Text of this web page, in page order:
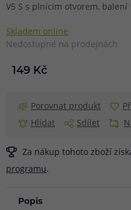
V5 S s plnícím otvorem, balení
Skladem online
Nedostupné na prodejnách
149 Kč
Porovnat produkt
Hlídat
Sdílet
Za nákup tohoto zboží
programu.
Popis